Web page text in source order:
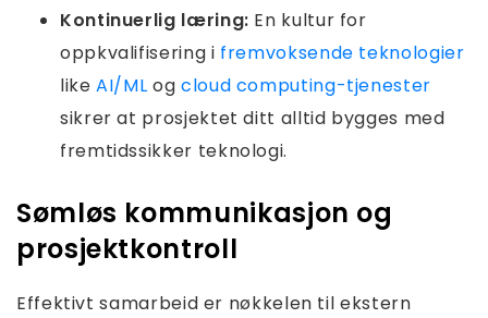
Kontinuerlig læring: En kultur for
oppkvalifisering i fremvoksende teknologier
likeAI/ML og cloud computing-tjenester
sikrer at prosjektet ditt alltid bygges med
fremtidssikker teknologi.
Sømløs kommunikasjon og
prosjektkontroll
Effektivt samarbeid er nøkkelen til ekstern